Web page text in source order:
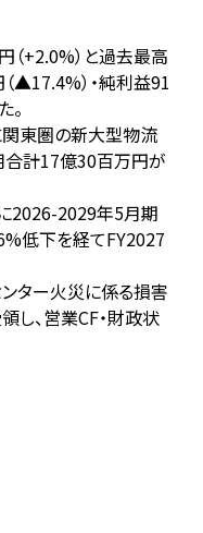
+2.0%）と過去最高
▲17.4%）・純利益91
。
東圏の新大型物流
合計17億30百万円が
2026-2029年5月期
低下を経てFY2027
ター火災に係る損害
、営業CF・財政状